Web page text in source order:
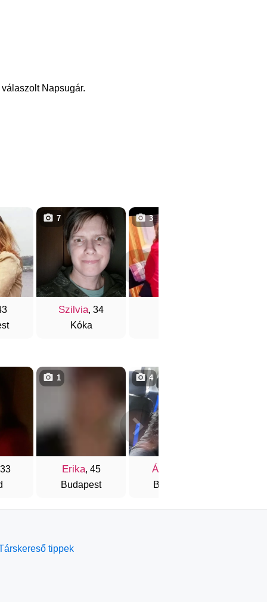
Napsugár.
Szilvia, 34
Kóka
7 3
Erika, 45
Budapest
1
Ágnes
Budapest
4
tippek